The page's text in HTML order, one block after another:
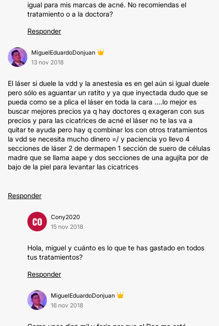
igual para mis marcas de acné. No recomiendas el
tratamiento o a la doctora?
Responder
MiguelEduardoDonjuan
13 nov 2018
El láser si duele la vdd y la anestesia es en gel aún si igual duele
pero sólo es aguantar un ratito y ya que inyectada dudo que se
pueda como se a plica el láser en toda la cara ....lo mejor es
buscar mejores precios ya q hay doctores q exageran con sus
precios y para las cicatrices de acné el láser no te las va a
quitar te ayuda pero hay q combinar los con otros tratamientos
la vdd se necesita mucho dinero =/ y paciencia yo llevo 4
secciones de láser 2 de dermapen 1 sección de suero de células
madre que se llama aape y dos secciones de una agujita por de
bajo de la piel para levantar las cicatrices
Responder
CO
Cony2020
15 nov 2018
Hola, miguel y cuánto es lo que te has gastado en todos
tus tratamientos?
Responder
MiguelEduardoDonjuan
16 nov 2018